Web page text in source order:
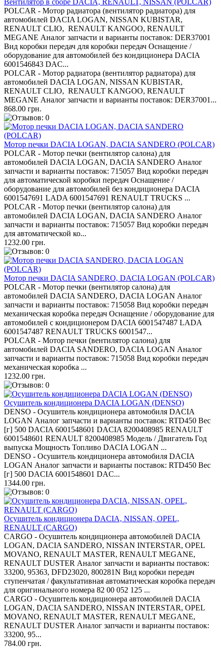
POLCAR - Мотор радиатора (вентилятор радиатора) для
автомобилей DACIA LOGAN, NISSAN KUBISTAR,
RENAULT CLIO, RENAULT KANGOO, RENAULT
MEGANE Аналог запчасти и варианты поставок: DER37001
Вид коробки передач для коробки передач Оснащение /
оборудование для автомобилей без кондиционера DACIA
6001546843 DAC...
POLCAR - Мотор радиатора (вентилятор радиатора) для
автомобилей DACIA LOGAN, NISSAN KUBISTAR,
RENAULT CLIO, RENAULT KANGOO, RENAULT
MEGANE Аналог запчасти и варианты поставок: DER37001...
868.00 грн.
Мотор печки DACIA LOGAN, DACIA SANDERO (POLCAR)
POLCAR - Мотор печки (вентилятор салона) для
автомобилей DACIA LOGAN, DACIA SANDERO Аналог
запчасти и варианты поставок: 715057 Вид коробки передач
для автоматической коробки передач Оснащение /
оборудование для автомобилей без кондиционера DACIA
6001547691 LADA 6001547691 RENAULT TRUCKS ...
POLCAR - Мотор печки (вентилятор салона) для
автомобилей DACIA LOGAN, DACIA SANDERO Аналог
запчасти и варианты поставок: 715057 Вид коробки передач
для автоматической ко...
1232.00 грн.
Мотор печки DACIA SANDERO, DACIA LOGAN (POLCAR)
POLCAR - Мотор печки (вентилятор салона) для
автомобилей DACIA SANDERO, DACIA LOGAN Аналог
запчасти и варианты поставок: 715058 Вид коробки передач
механическая коробка передач Оснащение / оборудование для
автомобилей с кондиционером DACIA 6001547487 LADA
6001547487 RENAULT TRUCKS 6001547...
POLCAR - Мотор печки (вентилятор салона) для
автомобилей DACIA SANDERO, DACIA LOGAN Аналог
запчасти и варианты поставок: 715058 Вид коробки передач
механическая коробка ...
1232.00 грн.
Осушитель кондиционера DACIA LOGAN (DENSO)
DENSO - Осушитель кондиционера автомобиля DACIA
LOGAN Аналог запчасти и варианты поставок: RTD450 Вес
[г] 500 DACIA 6001548601 DACIA 8200408985 RENAULT
6001548601 RENAULT 8200408985 Модель / Двигатель Год
выпуска Мощность Топливо DACIA LOGAN ...
DENSO - Осушитель кондиционера автомобиля DACIA
LOGAN Аналог запчасти и варианты поставок: RTD450 Вес
[г] 500 DACIA 6001548601 DAC...
1344.00 грн.
Осушитель кондиционера DACIA, NISSAN, OPEL,
RENAULT (CARGO)
CARGO - Осушитель кондиционера автомобилей DACIA
LOGAN, DACIA SANDERO, NISSAN INTERSTAR, OPEL
MOVANO, RENAULT MASTER, RENAULT MEGANE,
RENAULT DUSTER Аналог запчасти и варианты поставок:
33200, 95363, DFD23020, 800281N Вид коробки передач
ступенчатая / факультативная автоматическая коробка передач
для оригинального номера 82 00 052 125 ...
CARGO - Осушитель кондиционера автомобилей DACIA
LOGAN, DACIA SANDERO, NISSAN INTERSTAR, OPEL
MOVANO, RENAULT MASTER, RENAULT MEGANE,
RENAULT DUSTER Аналог запчасти и варианты поставок:
33200, 95...
784.00 грн.